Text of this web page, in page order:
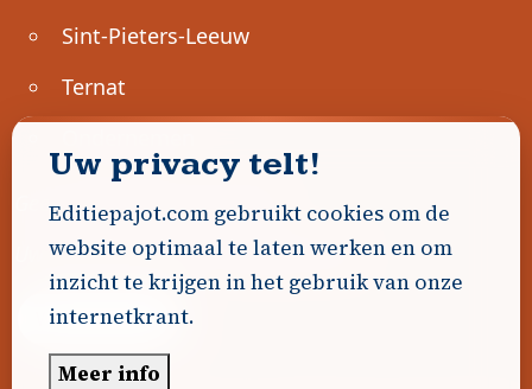
Sint-Pieters-Leeuw
Ternat
Geen advertenties gevonden.
Uw advertentie hier? Contacteer ons!
Word Partner!
Uw privacy telt!
Editiepajot.com gebruikt cookies om de
website optimaal te laten werken en om
inzicht te krijgen in het gebruik van onze
internetkrant.
Meer info